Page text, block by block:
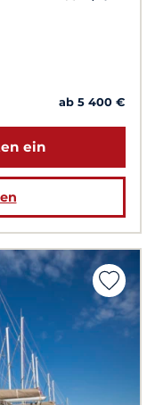
ab 5 400 €
ein